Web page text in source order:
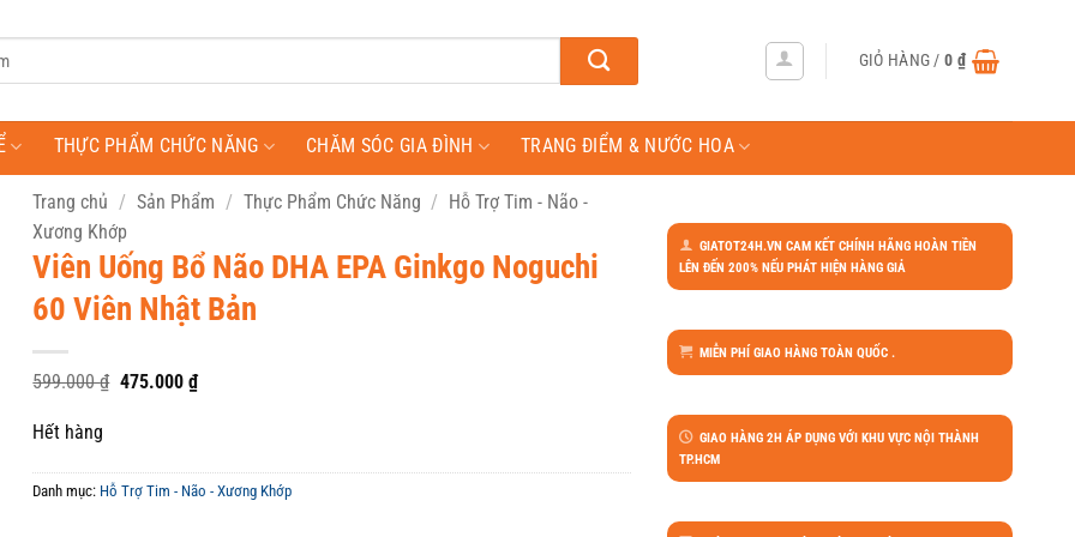
GIỎ HÀNG /0 ₫
THỰC PHẨM CHỨC NĂNG CHĂM SÓC GIA ĐÌNH TRANG ĐIỂM & NƯỚC HOA
Trang chủ / Sản Phẩm / Thực Phẩm Chức Năng / Hỗ Trợ Tim - Não -
Xương Khớp
Viên Uống Bổ Não DHA EPA Ginkgo Noguchi
60 Viên Nhật Bản
599.000₫ Giá
475.000₫Giá
hiện
Hết hàng
Danh mục: Hỗ Trợ Tim - Não - Xương Khớp
GIATOT24H.VN CAM KẾT CHÍNH HÃNG HOÀN TIỀN
LÊN ĐẾN 200% NẾU PHÁT HIỆN HÀNG GIẢ
MIỄN PHÍ GIAO HÀNG TOÀN QUỐC .
GIAO HÀNG 2H ÁP DỤNG VỚI KHU VỰC NỘI THÀNH
TP.HCM